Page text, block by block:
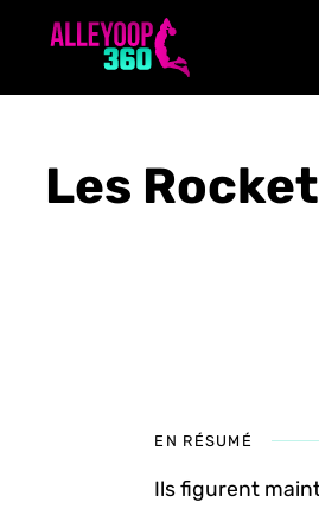
Les
EN RÉSUMÉ
Ils figurent